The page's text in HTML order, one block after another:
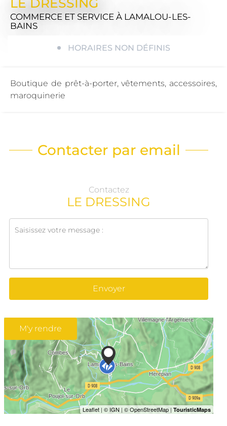
COMMERCE ET SERVICE À LAMALOU-LES-
BAINS
HORAIRES NON DÉFINIS
Boutique de prêt-à-porter, vêtements, accessoires,
maroquinerie
Contacter par email
Contactez
LE DRESSING
Envoyer
M'y rendre